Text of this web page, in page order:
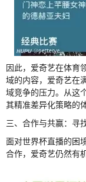
因此，爱奇艺在体育
域的内容，爱奇艺在
域竞争的压力。从这
其精准差异化策略的
三、合作与共赢：寻
面对世界杯直播的困
合作，爱奇艺仍然有